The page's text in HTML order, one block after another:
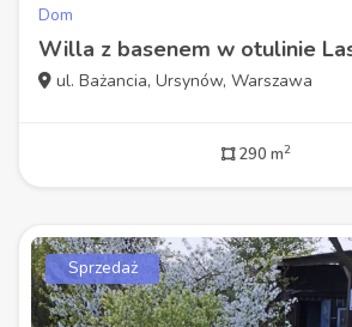
Dom
ul. Bażancia, Ursynów, Warszawa
290 m2
Sprzedaż